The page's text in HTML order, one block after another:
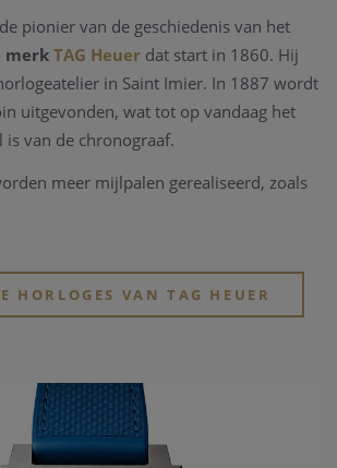
pionier van de geschiedenis van het
merk TAG Heuer dat start in 1860. Hij
in Saint Imier. In 1887 wordt
uitgevonden, wat tot op vandaag het
is van de chronograaf.
meer mijlpalen gerealiseerd, zoals
de eerste 1/100 handchronograaf,
horloge in de ruimte...
rol als pionier verder. Hij realiseert in
belangrijke stappen in de geschiedenis
het ontwikkelen van de Calibre 11, te
Monaco, zoals Steve McQueen in 1971
HORLOGES VAN TAG HEUER